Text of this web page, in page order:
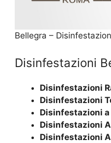
Bellegra –
Disinfestazioni
Disinfestazioni
Disinfestazioni
Disinfestazioni
Disinfestazioni
Disinfestazioni